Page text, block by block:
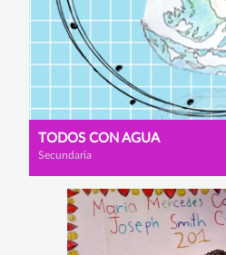
TODOS CON AGUA
Secundaria